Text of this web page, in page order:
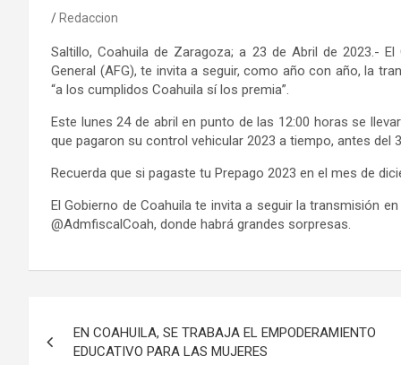
Redaccion
Saltillo, Coahuila de Zaragoza; a 23 de Abril de 2023.-
General (AFG), te invita a seguir, como año con año, la
“a los cumplidos Coahuila sí los premia”.
Este lunes 24 de abril en punto de las 12:00 horas se
que pagaron su control vehicular 2023 a tiempo, antes
Recuerda que si pagaste tu Prepago 2023 en el mes de
El Gobierno de Coahuila te invita a seguir la transmisión
@AdmfiscalCoah, donde habrá grandes sorpresas.
de
EN COAHUILA, SE TRABAJA EL EMPODERAMIENTO
EDUCATIVO PARA LAS MUJERES